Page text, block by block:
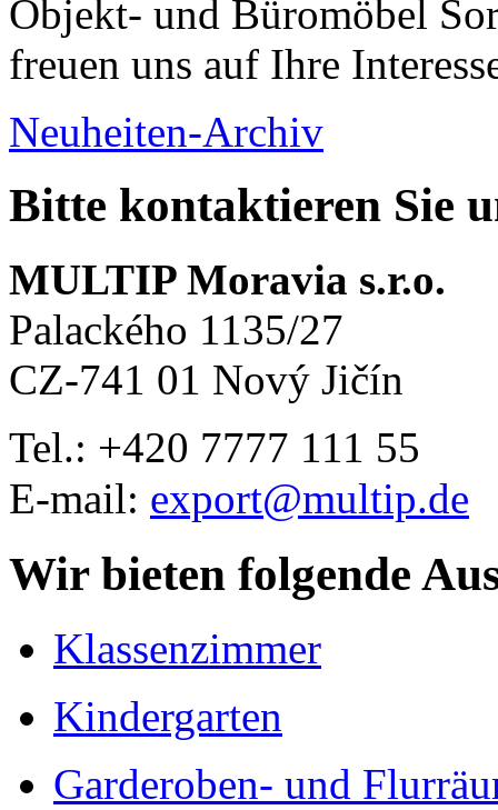
Objekt- und Büromöbel
freuen uns auf Ihre
Neuheiten-Archiv
Bitte kontaktieren Sie
MULTIP Moravia s.r.o.
Palackého 1135/27
CZ-741 01 Nový Jičín
Tel.: +420 7777 111 55
E-mail: export@multip.de
Wir bieten folgende
Klassenzimmer
Kindergarten
Garderoben- und